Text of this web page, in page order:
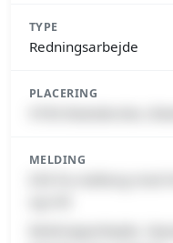
TYPE
Redningsarbejde
PLACERING
MELDING